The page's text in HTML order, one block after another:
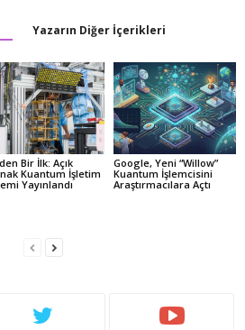
Yazarın Diğer İçerikleri
Bir İlk: Açık
Kuantum İşletim
Yayınlandı
Google, Yeni “Willow”
Kuantum İşlemcisini
Araştırmacılara Açtı